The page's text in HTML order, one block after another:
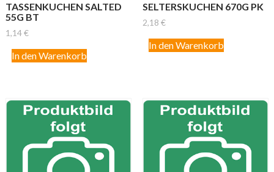
TASSENKUCHEN SALTED
55G BT
1,14€
In den Warenkorb
SELTERSKUCHEN 670G PK
2,18 €
In den Warenkorb